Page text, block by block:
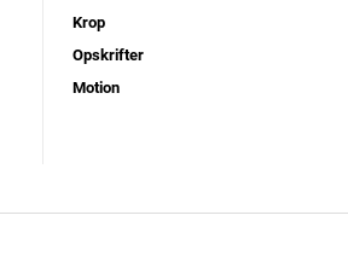
Krop
Opskrifter
Motion